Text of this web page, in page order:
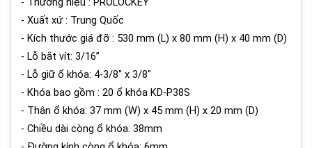
- Xuất xứ : Trung Quốc
- Kích thước giá đỡ : 530 mm (L) x 80 mm (H) x 40 mm (D)
- Lỗ bắt vít: 3/16”
- Lỗ giữ ổ khóa: 4-3/8" x 3/8"
- Khóa bao gồm : 20 ổ khóa KD-P38S
- Thân ổ khóa: 37 mm (W) x 45 mm (H) x 20 mm (D)
- Chiều dài còng ổ khóa: 38mm